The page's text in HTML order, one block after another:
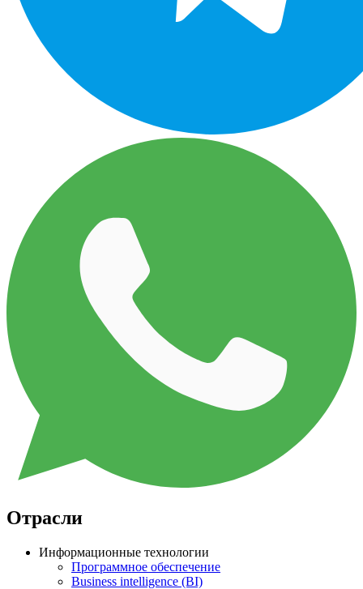
Отрасли
Информационные технологии
Программное обеспечение
Business intelligence (BI)